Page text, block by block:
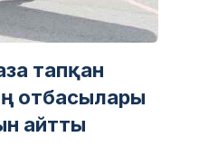
тапқан
отбасылары
айтты